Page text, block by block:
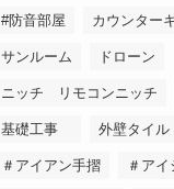
#防音部屋 カウンター
サンルーム ドローン
ニッチ リモコンニッチ
基礎工事 外壁タイル
＃アイアン手摺 ＃アイ